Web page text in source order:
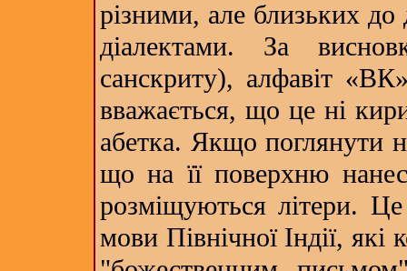
різними, але близьких до
діалектами. За
санскриту), алфавіт
вважається, що це ні
абетка. Якщо поглянути
що на її поверхню
розміщуються літери. Це
мови Північної Індії, які